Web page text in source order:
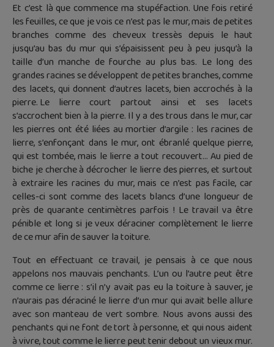
Et c’est là que commence ma stupéfaction. Une fois retiré
les feuilles, ce que je vois ce n’est pas le mur, mais de petites
branches comme des cheveux tressès depuis le haut
jusqu’au bas du mur qui s’épaisissent peu à peu jusqu’à la
taille d’un manche de fourche au plus bas. Le long des
grandes racines se développent de petites branches, comme
des lacets, qui donnent d’autres lacets, bien accrochés à la
pierre. Le lierre court partout ainsi et ses lacets
s’accrochent bien à la pierre. Il y a des trous dans le mur, car
les pierres ont été liées au mortier d’argile : les racines de
lierre, s’enfonçant dans le mur, ont ébranlé quelque pierre,
qui est tombée, mais le lierre a tout recouvert… Au pied de
biche je cherche à décrocher le lierre des pierres, et surtout
à extraire les racines du mur, mais ce n’est pas facile, car
celles-ci sont comme des lacets blancs d’une longueur de
près de quarante centimètres parfois ! Le travail va être
pénible et long si je veux déraciner complètement le lierre
de ce mur afin de sauver la toiture.
Tout en effectuant ce travail, je pensais à ce que nous
appelons nos mauvais penchants. L’un ou l’autre peut être
comme ce lierre : s’il n’y avait pas eu la toiture à sauver, je
n’aurais pas déraciné le lierre d’un mur qui avait belle allure
avec son manteau de vert sombre. Nous avons aussi des
penchants qui ne font de tort à personne, et qui nous aident
à vivre, tout comme le lierre peut tenir debout un vieux mur.